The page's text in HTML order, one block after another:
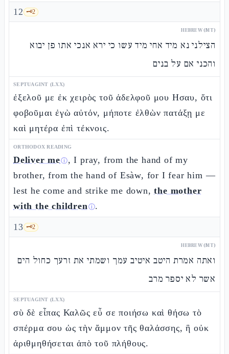
12 🗝️2
HEBREW (MT)
הצילני נא מיד אחי מיד עשו כי ירא אנכי אתו פן יבוא
והכני אם על בנים
SEPTUAGINT (LXX)
ἐξελοῦ με ἐκ χειρὸς τοῦ ἀδελφοῦ μου Ησαυ, ὅτι
φοβοῦμαι ἐγὼ αὐτόν, μήποτε ἐλθὼν πατάξῃ με
καὶ μητέρα ἐπὶ τέκνοις.
ORTHODOX READING
Deliver meⓘ, I pray, from the hand of my
brother, from the hand of Esàw, for I fear him —
lest he come and strike me down,the mother
with the childrenⓘ.
13 🗝️2
HEBREW (MT)
ואתה אמרת היטב איטיב עמך ושמתי את זרעך כחול הים
אשר לא יספר מרב
SEPTUAGINT (LXX)
σὺ δὲ εἶπας Καλῶς εὖ σε ποιήσω καὶ θήσω τὸ
σπέρμα σου ὡς τὴν ἄμμον τῆς θαλάσσης, ἣ οὐκ
ἀριθμηθήσεται ἀπὸ τοῦ πλήθους.